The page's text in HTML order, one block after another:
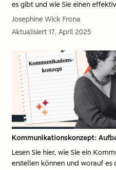
es gibt und wie Sie einen
Josephine Wick Frona
Aktualisiert 17. April 2025
Kommunikationskonzept:
Lesen Sie hier, wie Sie ein
erstellen können und worauf es